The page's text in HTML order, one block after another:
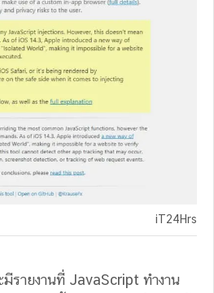
iT24Hrs
รายงานที่ JavaScript ทำงาน